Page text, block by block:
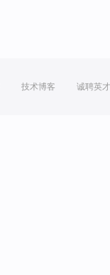
技术博客 诚聘英才